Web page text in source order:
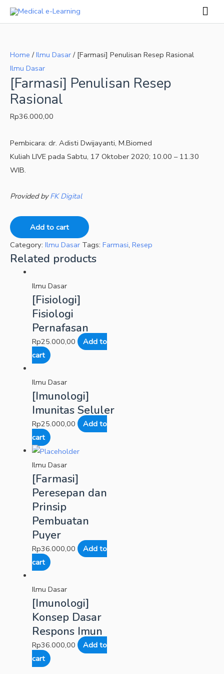
Skip
Home /Ilmu Dasar / [Farmasi] Penulisan Resep Rasional
Ilmu Dasar
[Farmasi] Penulisan Resep
Rasional
Rp36.000,00
Pembicara: dr. Adisti Dwijayanti, M.Biomed
Kuliah LIVE pada Sabtu, 17 Oktober 2020; 10.00 – 11.30
WIB.
Provided byFK Digital
Resep
Rasional
quantity
Add to cart
Category: Ilmu Dasar Tags: Farmasi, Resep
Related products
Ilmu Dasar
[Fisiologi]
Fisiologi
Pernafasan
Rp25.000,00
Add to
cart
Ilmu Dasar
[Imunologi]
Imunitas Seluler
Rp25.000,00
Add to
cart
Ilmu Dasar
[Farmasi]
Peresepan dan
Prinsip
Pembuatan
Puyer
Rp36.000,00
Add to
cart
Ilmu Dasar
[Imunologi]
Konsep Dasar
Respons Imun
Rp36.000,00
Add to
cart